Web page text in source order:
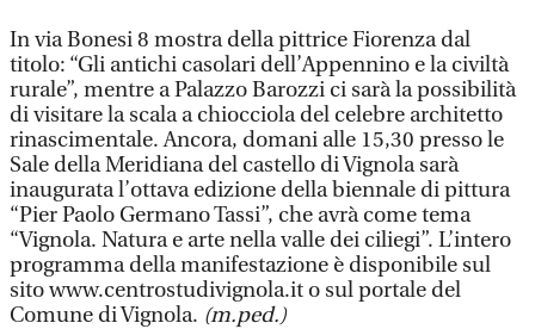
In via Bonesi 8 mostra della pittrice Fiorenza dal
titolo: “Gli antichi casolari dell’Appennino e la civiltà
rurale”, mentre a Palazzo Barozzi ci sarà la possibilità
di visitare la scala a chiocciola del celebre architetto
rinascimentale. Ancora, domani alle 15,30 presso le
Sale della Meridiana del castello di Vignola sarà
inaugurata l’ottava edizione della biennale di pittura
“Pier Paolo Germano Tassi”, che avrà come tema
“Vignola. Natura e arte nella valle dei ciliegi”. L’intero
programma della manifestazione è disponibile sul
sito www.centrostudivignola.it o sul portale del
Comune di Vignola. (m.ped.)